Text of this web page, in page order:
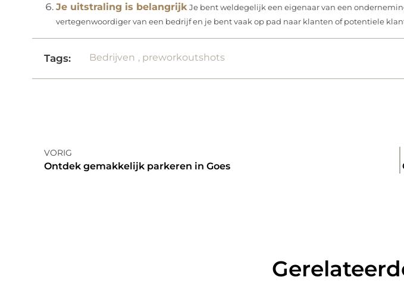
Je uitstraling is belangrijk Je bent weldegelijk een eigenaar van een
vertegenwoordiger van een bedrijf en je bent vaak op pad naar klanten of potentiele
Tags: Bedrijven , preworkoutshots
VORIG
Ontdek gemakkelijk parkeren in Goes